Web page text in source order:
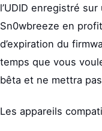
l’UDID enregistré
Sn0wbreeze en
d’expiration du
temps que vous
bêta et ne mettra
Les appareils